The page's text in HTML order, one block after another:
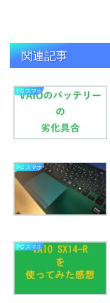
関連記事
PC スマホ
PC スマホ
PC スマホ